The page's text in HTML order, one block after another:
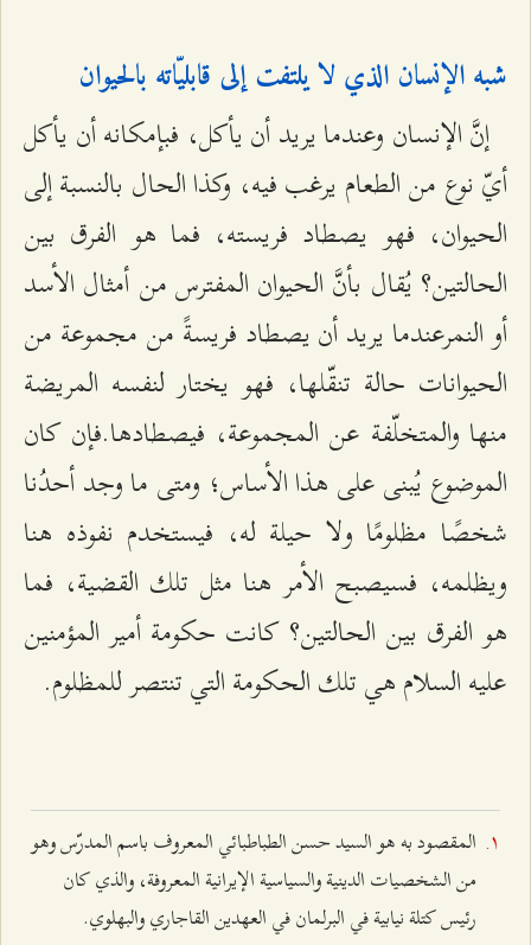
شبه الإنسان الذي لا يلتفت إلى قابليّاته بالحيوان
إنَّ الإنسان وعندما يريد أن يأكل، فبإمكانه أن يأكل
أيّ نوع من الطعام يرغب فيه، وكذا الحال بالنسبة إلى
الحيوان، فهو يصطاد فريسته، فما هو الفرق بين
الحالتين؟ يُقال بأنَّ الحيوان المفترس من أمثال الأسد
أو النمرعندما يريد أن يصطاد فريسةً من مجموعة من
الحيوانات حالة تنقّلها، فهو يختار لنفسه المريضة
منها والمتخلّفة عن المجموعة، فيصطادها.فإن كان
الموضوع يُبنى على هذا الأساس؛ ومتى ما وجد أحدُنا
شخصًا مظلومًا ولا حيلة له، فيستخدم نفوذه هنا
ويظلمه، فسيصبح الأمر هنا مثل تلك القضية، فما
هو الفرق بين الحالتين؟ كانت حكومة أمير المؤمنين
عليه السلام هي تلك الحكومة التي تنتصر للمظلوم.
المقصود به هو السيد حسن الطباطبائي المعروف باسم المدرّس وهو
من الشخصيات الدينية والسياسية الإيرانية المعروفة، والذي كان
رئيس كتلة نيابية في البرلمان في العهدين القاجاري والبهلوي.